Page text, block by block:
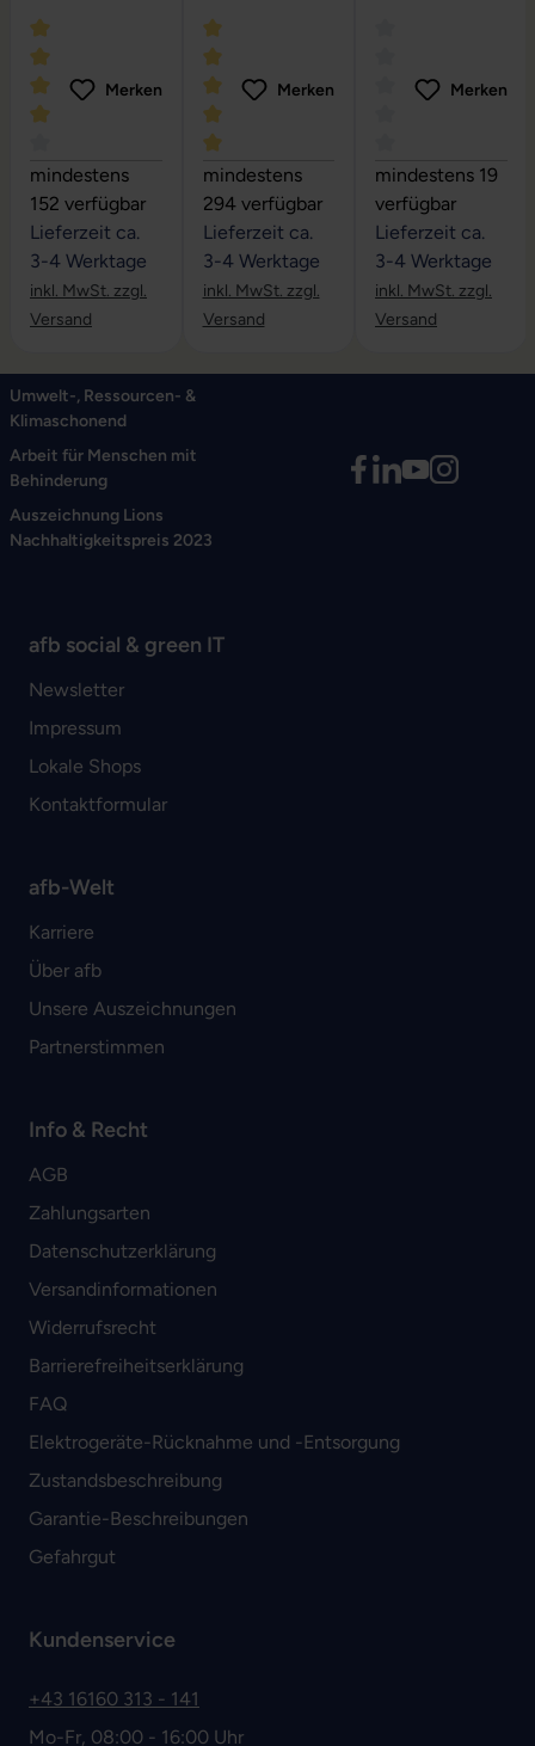
Durchschnittliche Bewertung von 4 von 5 Sternen
Merken
mindestens
152 verfügbar
Lieferzeit ca.
3-4 Werktage
inkl. MwSt. zzgl.
Versand
Durchschnittliche Bewertung von 5
Merken
mindestens
294 verfügbar
Lieferzeit ca.
3-4 Werktage
inkl. MwSt. zzgl.
Versand
Durchschnittliche
Merken
mindestens 19
verfügbar
Lieferzeit ca.
3-4 Werktage
inkl. MwSt. zzgl.
Versand
Umwelt-, Ressourcen- &
Klimaschonend
Arbeit für Menschen mit
Behinderung
Auszeichnung Lions
Nachhaltigkeitspreis 2023
afb social & green IT
Newsletter
Impressum
Lokale Shops
Kontaktformular
afb-Welt
Karriere
Über afb
Unsere Auszeichnungen
Partnerstimmen
Info & Recht
AGB
Zahlungsarten
Datenschutzerklärung
Versandinformationen
Widerrufsrecht
Barrierefreiheitserklärung
FAQ
Elektrogeräte-Rücknahme und -Entsorgung
Zustandsbeschreibung
Garantie-Beschreibungen
Gefahrgut
Kundenservice
+43 16160 313 - 141
Mo-Fr, 08:00 - 16:00 Uhr